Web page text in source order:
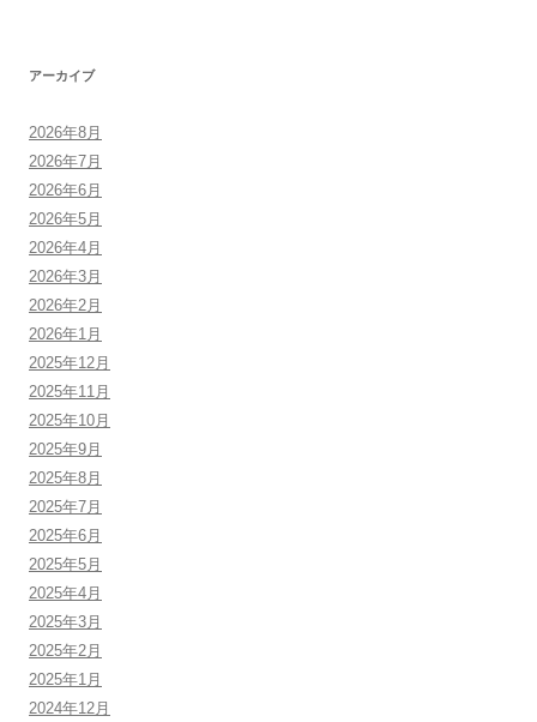
アーカイブ
2026年8月
2026年7月
2026年6月
2026年5月
2026年4月
2026年3月
2026年2月
2026年1月
2025年12月
2025年11月
2025年10月
2025年9月
2025年8月
2025年7月
2025年6月
2025年5月
2025年4月
2025年3月
2025年2月
2025年1月
2024年12月